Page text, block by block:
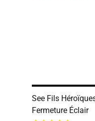
See Fils
Fermeture Éclair